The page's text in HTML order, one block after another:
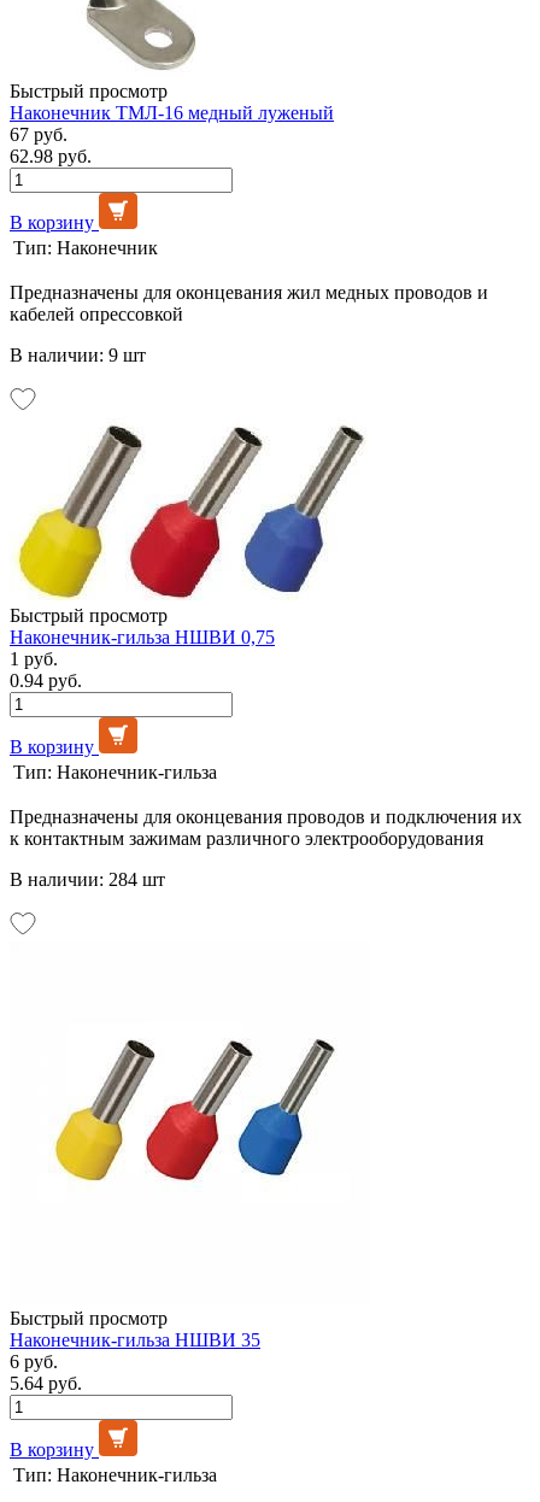
Быстрый просмотр
Наконечник ТМЛ-16 медный луженый
67 руб.
62.98 руб.
В корзину
Тип: Наконечник
Предназначены для оконцевания жил медных проводов и
кабелей опрессовкой
В наличии: 9 шт
Быстрый просмотр
Наконечник-гильза НШВИ 0,75
1 руб.
0.94 руб.
В корзину
Тип: Наконечник-гильза
Предназначены для оконцевания проводов и подключения их
к контактным зажимам различного электрооборудования
В наличии: 284 шт
Быстрый просмотр
Наконечник-гильза НШВИ 35
6 руб.
5.64 руб.
В корзину
Тип: Наконечник-гильза